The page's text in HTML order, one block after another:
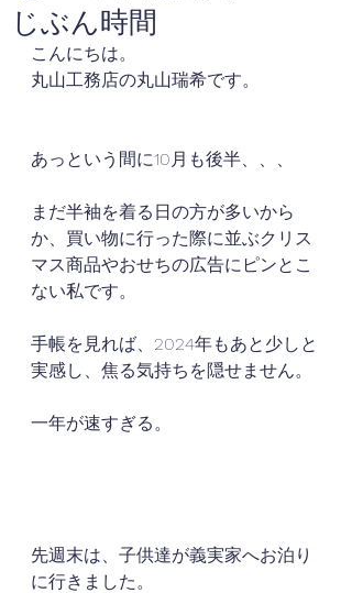
じぶん時間
こんにちは。
丸山工務店の丸山瑞希です。
あっという間に10月も後半、、、
まだ半袖を着る日の方が多いから
か、買い物に行った際に並ぶクリス
マス商品やおせちの広告にピンとこ
ない私です。
手帳を見れば、2024年もあと少しと
実感し、焦る気持ちを隠せません。
一年が速すぎる。
先週末は、子供達が義実家へお泊り
に行きました。